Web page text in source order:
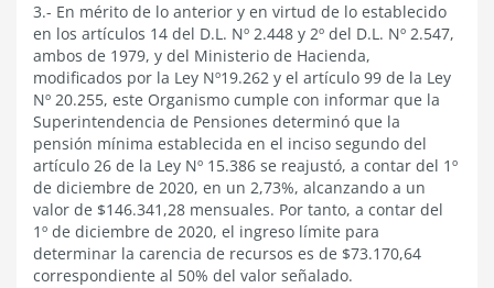
3.- En mérito de lo anterior y en virtud de lo establecido
en los artículos 14 del D.L. Nº 2.448 y 2º del D.L. Nº 2.547,
ambos de 1979, y del Ministerio de Hacienda,
modificados por la Ley Nº19.262 y el artículo 99 de la Ley
Nº 20.255, este Organismo cumple con informar que la
Superintendencia de Pensiones determinó que la
pensión mínima establecida en el inciso segundo del
artículo 26 de la Ley Nº 15.386 se reajustó, a contar del 1º
de diciembre de 2020, en un 2,73%, alcanzando a un
valor de $146.341,28 mensuales. Por tanto, a contar del
1º de diciembre de 2020, el ingreso límite para
determinar la carencia de recursos es de $73.170,64
correspondiente al 50% del valor señalado.